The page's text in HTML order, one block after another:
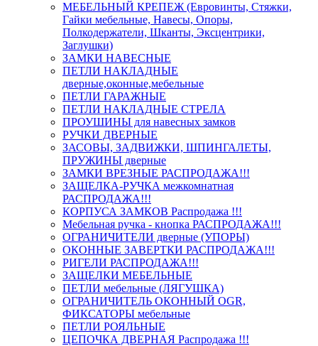
МЕБЕЛЬНЫЙ КРЕПЕЖ (Евровинты, Стяжки,
Гайки мебельные, Навесы, Опоры,
Полкодержатели, Шканты, Эксцентрики,
Заглушки)
ЗАМКИ НАВЕСНЫЕ
ПЕТЛИ НАКЛАДНЫЕ
дверные,оконные,мебельные
ПЕТЛИ ГАРАЖНЫЕ
ПЕТЛИ НАКЛАДНЫЕ СТРЕЛА
ПРОУШИНЫ для навесных замков
РУЧКИ ДВЕРНЫЕ
ЗАСОВЫ, ЗАДВИЖКИ, ШПИНГАЛЕТЫ,
ПРУЖИНЫ дверные
ЗАМКИ ВРЕЗНЫЕ РАСПРОДАЖА!!!
ЗАЩЕЛКА-РУЧКА межкомнатная
РАСПРОДАЖА!!!
КОРПУСА ЗАМКОВ Распродажа !!!
Мебельная ручка - кнопка РАСПРОДАЖА!!!
ОГРАНИЧИТЕЛИ дверные (УПОРЫ)
ОКОННЫЕ ЗАВЕРТКИ РАСПРОДАЖА!!!
РИГЕЛИ РАСПРОДАЖА!!!
ЗАЩЕЛКИ МЕБЕЛЬНЫЕ
ПЕТЛИ мебельные (ЛЯГУШКА)
ОГРАНИЧИТЕЛЬ ОКОННЫЙ OGR,
ФИКСАТОРЫ мебельные
ПЕТЛИ РОЯЛЬНЫЕ
ЦЕПОЧКА ДВЕРНАЯ Распродажа !!!